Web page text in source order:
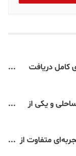
کامل دریافت
و یکی از
متفاوت از